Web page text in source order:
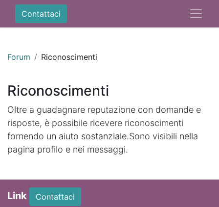
Contattaci
Forum Riconoscimenti
Riconoscimenti
Oltre a guadagnare reputazione con domande e
risposte, è possibile ricevere riconoscimenti
fornendo un aiuto sostanziale.Sono visibili nella
pagina profilo e nei messaggi.
Link
Contattaci